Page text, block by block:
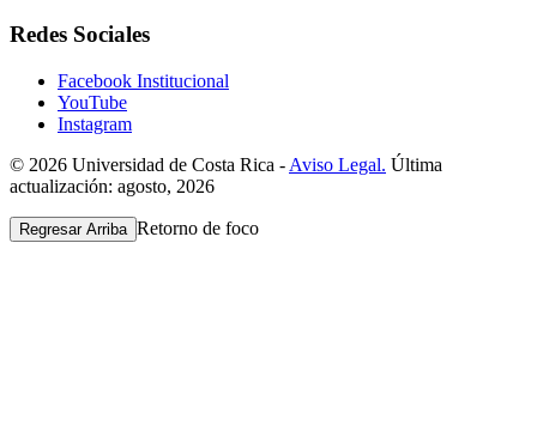
Redes Sociales
Facebook Institucional
YouTube
Instagram
© 2026 Universidad de Costa Rica - Aviso Legal. Última
actualización: agosto, 2026
Regresar Arriba Retorno de foco